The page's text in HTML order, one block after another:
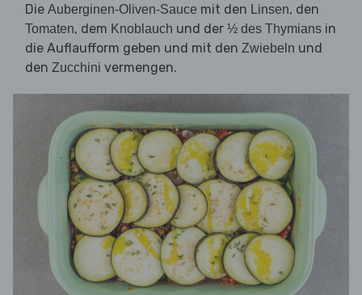
Die Auberginen-Oliven-Sauce mit den Linsen, den
Tomaten, dem Knoblauch und der ½ des Thymians in
die Auflaufform geben und mit den Zwiebeln und
den Zucchini vermengen.